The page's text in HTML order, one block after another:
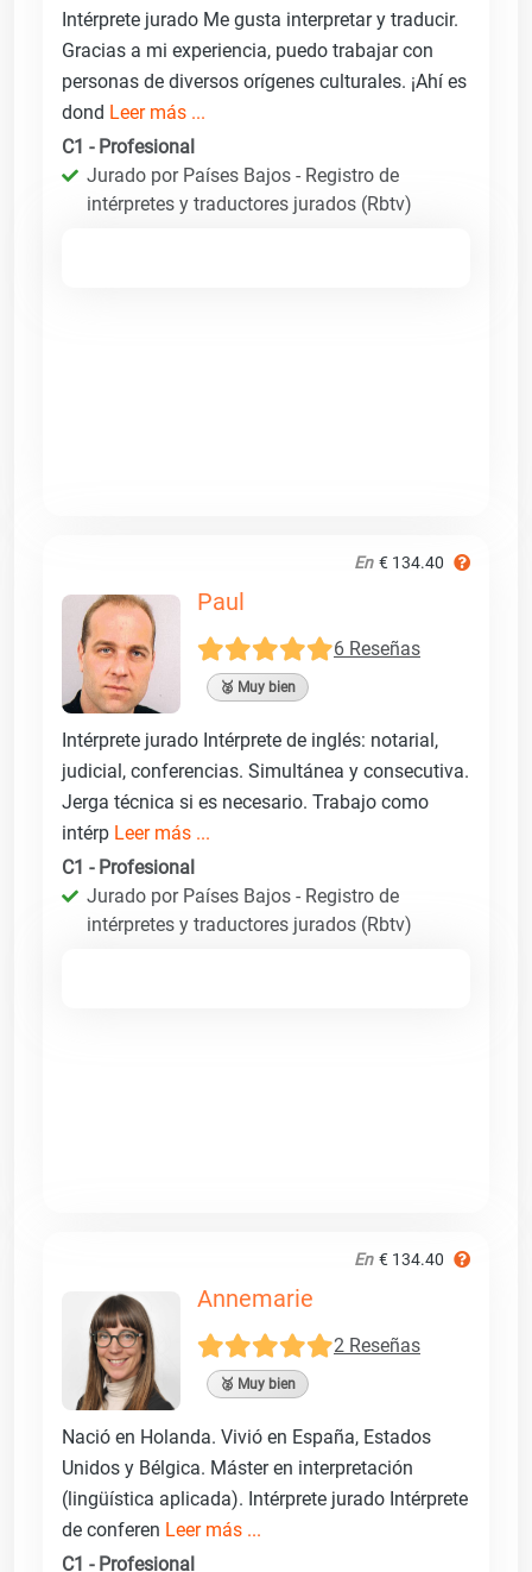
Intérprete jurado Me gusta interpretar y traducir.
Gracias a mi experiencia, puedo trabajar con
personas de diversos orígenes culturales. ¡Ahí es
dond Leer más ...
C1 - Profesional
Jurado por Países Bajos - Registro de
intérpretes y traductores jurados (Rbtv)
En € 134.40
Paul
6 Reseñas
🥈 Muy bien
Intérprete jurado Intérprete de inglés: notarial,
judicial, conferencias. Simultánea y consecutiva.
Jerga técnica si es necesario. Trabajo como
intérp Leer más ...
C1 - Profesional
Jurado por Países Bajos - Registro de
intérpretes y traductores jurados (Rbtv)
En € 134.40
Annemarie
2 Reseñas
🥈 Muy bien
Nació en Holanda. Vivió en España, Estados
Unidos y Bélgica. Máster en interpretación
(lingüística aplicada). Intérprete jurado Intérprete
de conferen Leer más ...
C1 - Profesional